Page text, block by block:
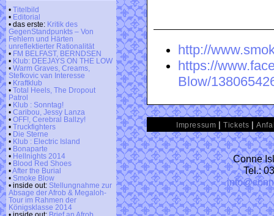
• Titelbild
• Editorial
• das erste: Kritik des
GegenStandpunkts – Von
Fehlern und Härten
unreflektierter Rationalität
• FM BELFAST, BERNDSEN
• Klub: DEEJAYS ON THE LOW
• Warm Graves, Creams,
Stefkovic van Interesse
• Kraftklub
• Total Heels, The Dropout
Patrol
• Klub : Sonntag!
• Caribou, Jessy Lanza
• OFF!, Cerebral Ballzy!
• Truckfighters
• Die Sterne
• Klub : Electric Island
• Bonaparte
• Hellnights 2014
• Blood Red Shoes
•After the Burial
• Smoke Blow
• inside out: Stellungnahme zur
Absage der Afrob & Megaloh-
Tour im Rahmen der
Königsklasse 2014
http://
https://
Blow/
Impressum |Tickets |
Conne
Tel.: